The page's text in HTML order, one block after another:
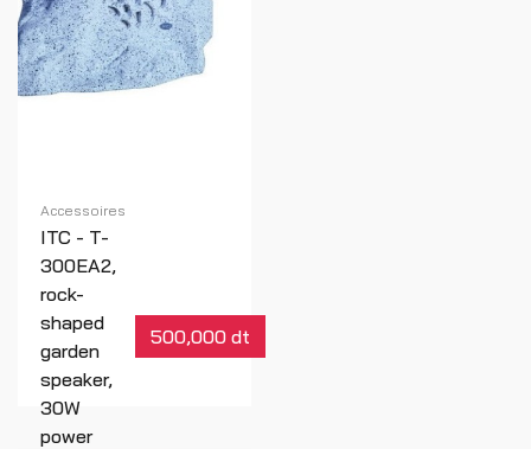
Accessoires
ITC - T-
300EA2,
rock-
shaped
garden
speaker,
30W
power
500,000 dt